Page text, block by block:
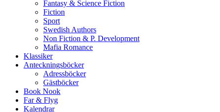
Fantasy & Science Fiction
Fiction
Sport
Swedish Authors
Non Fiction & P. Development
Mafia Romance
Klassiker
Anteckningsböcker
Adressböcker
Gästböcker
Book Nook
Far & Flyg
Kalendrar